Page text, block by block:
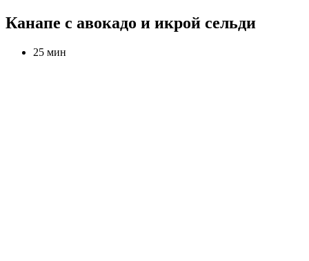
Канапе с авокадо и икрой сельди
25 мин